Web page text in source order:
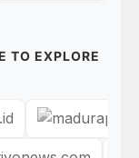
TO EXPLORE